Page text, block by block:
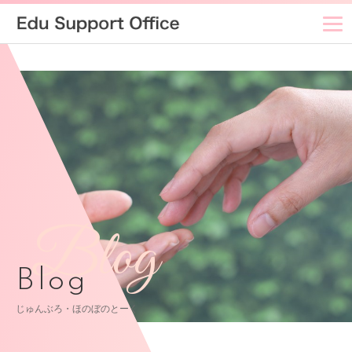
Blog
Blog
じゅんぶろ・ほのぼのとーく